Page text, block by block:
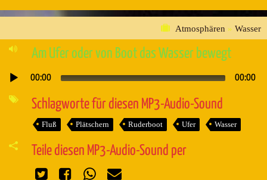
Atmosphären » Wasser
Am Ufer oder von Boot das Wasser bewegt
Audio-
00:00 00:00
Schlagworte für diesen MP3-Audio-Sound
Fluß Plätschern Ruderboot Ufer Wasser
Teile diesen MP3-Audio-Sound per